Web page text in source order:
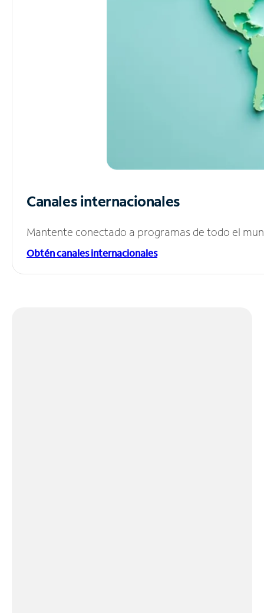
Canales internacionales
Mantente conectado a programas de todo el
Obtén canales internacionales